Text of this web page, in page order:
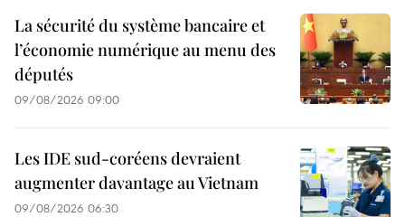
La sécurité du système bancaire et
l’économie numérique au menu des
députés
09/08/2026 09:00
Les IDE sud-coréens devraient
augmenter davantage au Vietnam
09/08/2026 06:30